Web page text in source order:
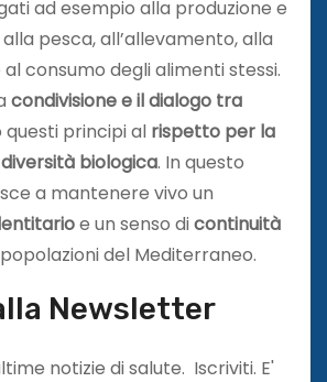
ad esempio alla produzione e
pesca, all’allevamento, alla
consumo degli alimenti stessi.
condivisione e il dialogo tra
questi principi al rispetto per la
biologica. In questo
a mantenere vivo un
e un senso dicontinuità
del Mediterraneo.
Newsletter
notizie di salute. Iscriviti. E'